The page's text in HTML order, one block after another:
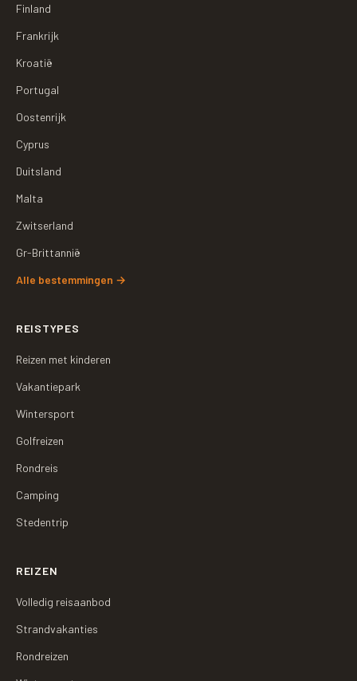
Finland
Frankrijk
Kroatië
Portugal
Oostenrijk
Cyprus
Duitsland
Malta
Zwitserland
Gr-Brittannië
Alle bestemmingen →
REISTYPES
Reizen met kinderen
Vakantiepark
Wintersport
Golfreizen
Rondreis
Camping
Stedentrip
REIZEN
Volledig reisaanbod
Strandvakanties
Rondreizen